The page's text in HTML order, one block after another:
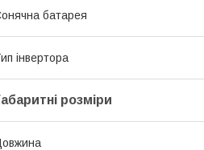
батарея
інвертора
розміри